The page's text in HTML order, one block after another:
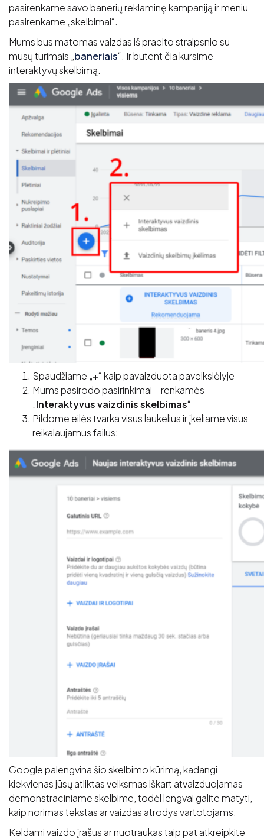
pasirenkame savo banerių reklaminę kampaniją ir meniu
pasirenkame „skelbimai“.
Mums bus matomas vaizdas iš praeito straipsnio su
mūsų turimais „baneriais“. Ir būtent čia kursime
interaktyvų skelbimą.
Spaudžiame „+“ kaip pavaizduota paveikslėlyje
Mums pasirodo pasirinkimai – renkamės
„Interaktyvus vaizdinis skelbimas“
Pildome eilės tvarka visus laukelius ir įkeliame visus
reikalaujamus failus:
Google palengvina šio skelbimo kūrimą, kadangi
kiekvienas jūsų atliktas veiksmas iškart atvaizduojamas
demonstraciniame skelbime, todėl lengvai galite matyti,
kaip norimas tekstas ar vaizdas atrodys vartotojams.
Keldami vaizdo įrašus ar nuotraukas taip pat atkreipkite